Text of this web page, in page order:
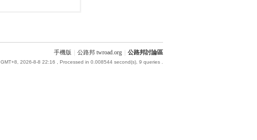
手機版 公路邦 twroad.org 公路邦討論區
GMT+8, 2026-8-8 22:16 , Processed in 0.008544 second(s), 9 queries .